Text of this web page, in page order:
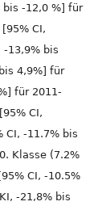
bis -12,0 %] für
CI,
-13,9% bis
4,9%] für
für 2011-
CI,
CI, -11.7% bis
Klasse (7.2%
CI, -10.5%
-21,8% bis